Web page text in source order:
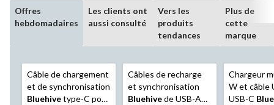
Offres
hebdomadaires
Les clients ont
aussi consulté
Vers les
produits
tendances
Plus de
cette
marque
Câble de chargement
et de synchronisation
Bluehivetype-C pour
Câbles de recharge
et synchronisation
Bluehivede USB-A
Chargeur
W et câble
USB-C